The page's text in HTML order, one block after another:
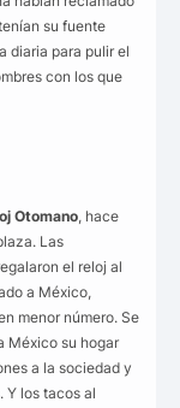
su fuente
diaria para pulir el
con los que
Otomano, hace
Las
el reloj al
a México,
menor número. Se
México su hogar
a la sociedad y
Y los tacos al